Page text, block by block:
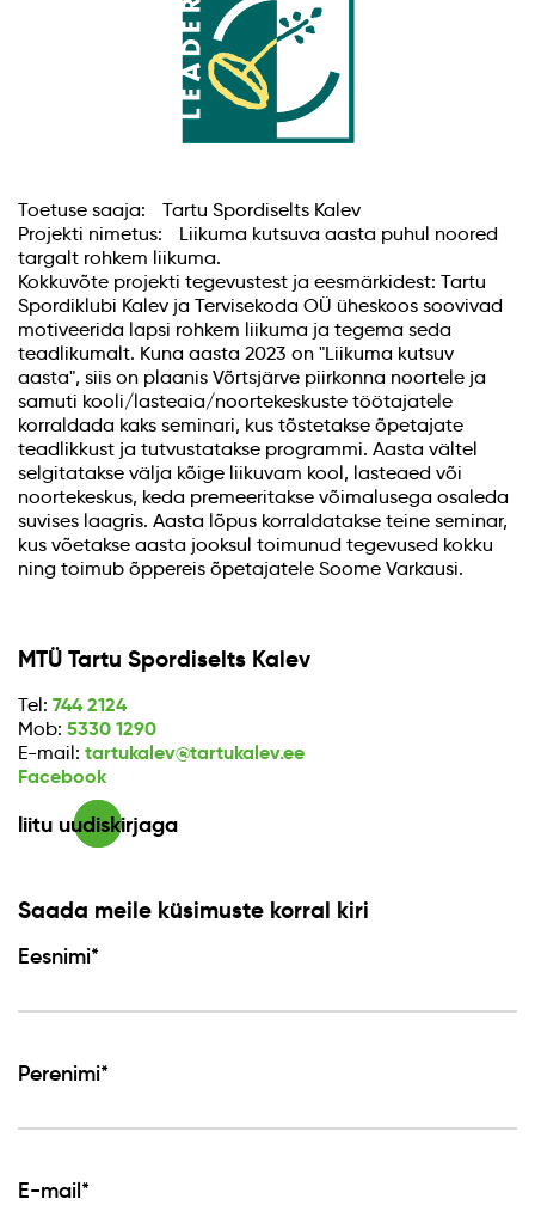
Toetuse saaja: Tartu Spordiselts Kalev
Projekti nimetus: Liikuma kutsuva aasta puhul noored
targalt rohkem liikuma.
Kokkuvõte projekti tegevustest ja eesmärkidest: Tartu
Spordiklubi Kalev ja Tervisekoda OÜ üheskoos soovivad
motiveerida lapsi rohkem liikuma ja tegema seda
teadlikumalt. Kuna aasta 2023 on "Liikuma kutsuv
aasta", siis on plaanis Võrtsjärve piirkonna noortele ja
samuti kooli/lasteaia/noortekeskuste töötajatele
korraldada kaks seminari, kus tõstetakse õpetajate
teadlikkust ja tutvustatakse programmi. Aasta vältel
selgitatakse välja kõige liikuvam kool, lasteaed või
noortekeskus, keda premeeritakse võimalusega osaleda
suvises laagris. Aasta lõpus korraldatakse teine seminar,
kus võetakse aasta jooksul toimunud tegevused kokku
ning toimub õppereis õpetajatele Soome Varkausi.
MTÜ Tartu Spordiselts Kalev
Tel: 744 2124
Mob: 5330 1290
E-mail: tartukalev@tartukalev.ee
Facebook
liitu uudiskirjaga
Saada meile küsimuste korral kiri
Eesnimi*
Perenimi*
E-mail*